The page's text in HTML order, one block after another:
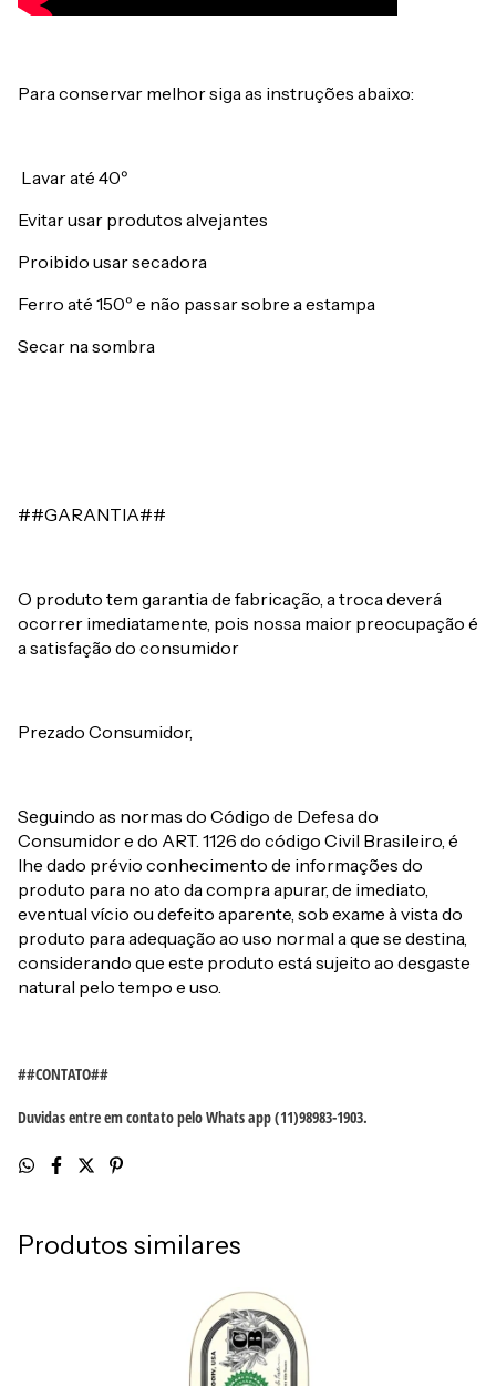
Para conservar melhor siga as instruções abaixo:
Lavar até 40º
Evitar usar produtos alvejantes
Proibido usar secadora
Ferro até 150º e não passar sobre a estampa
Secar na sombra
##GARANTIA##
O produto tem garantia de fabricação, a troca deverá
ocorrer imediatamente, pois nossa maior preocupação é
a satisfação do consumidor
Prezado Consumidor,
Seguindo as normas do Código de Defesa do
Consumidor e do ART. 1126 do código Civil Brasileiro, é
lhe dado prévio conhecimento de informações do
produto para no ato da compra apurar, de imediato,
eventual vício ou defeito aparente, sob exame à vista do
produto para adequação ao uso normal a que se destina,
considerando que este produto está sujeito ao desgaste
natural pelo tempo e uso.
##CONTATO##
Duvidas entre em contato pelo Whats app (11)98983-1903.
Produtos similares